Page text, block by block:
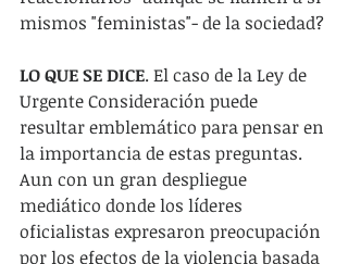
mismos "feministas"- de la sociedad?
LO QUE SE DICE. El caso de la Ley de
Urgente Consideración puede
resultar emblemático para pensar en
la importancia de estas preguntas.
Aun con un gran despliegue
mediático donde los líderes
oficialistas expresaron preocupación
por los efectos de la violencia basada